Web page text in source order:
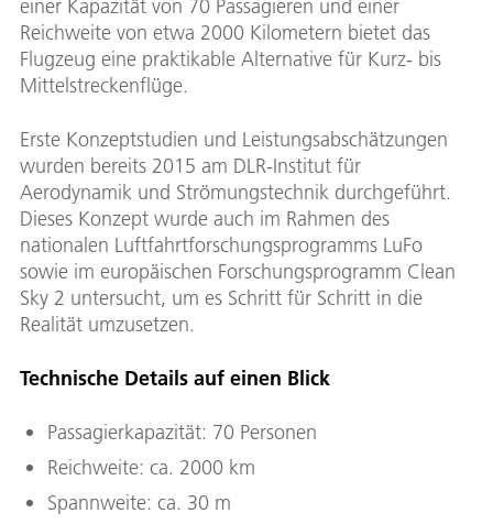
einer Kapazität von 70 Passagieren und einer
Reichweite von etwa 2000 Kilometern bietet das
Flugzeug eine praktikable Alternative für Kurz- bis
Mittelstreckenflüge.
Erste Konzeptstudien und Leistungsabschätzungen
wurden bereits 2015 am DLR-Institut für
Aerodynamik und Strömungstechnik durchgeführt.
Dieses Konzept wurde auch im Rahmen des
nationalen Luftfahrtforschungsprogramms LuFo
sowie im europäischen Forschungsprogramm Clean
Sky 2 untersucht, um es Schritt für Schritt in die
Realität umzusetzen.
Technische Details auf einen Blick
Passagierkapazität: 70 Personen
Reichweite: ca. 2000 km
Spannweite: ca. 30 m